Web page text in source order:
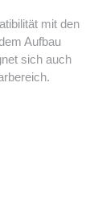
mit den
Aufbau
sich auch